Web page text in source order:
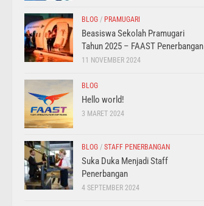
BLOG / PRAMUGARI
Beasiswa Sekolah Pramugari
Tahun 2025 – FAAST Penerbangan
11 NOVEMBER 2024
BLOG
Hello world!
3 MARET 2024
BLOG / STAFF PENERBANGAN
Suka Duka Menjadi Staff
Penerbangan
4 SEPTEMBER 2024